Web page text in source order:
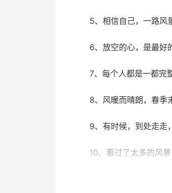
5、相信自己，一路风
6、放空的心，是最好
7、每个人都是一都完
8、风暖而晴朗，春季
9、有时候，到处走走
10、看过了太多的风
11、单恋的人有多卑